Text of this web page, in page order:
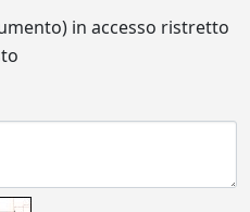
in accesso ristretto